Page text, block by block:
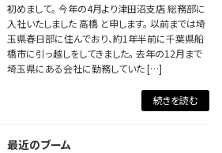
初めまして。 今年の4月より津田沼支店 総務部に
入社いたしました 高橋 と申します。 以前までは埼
玉県春日部に住んでおり、約1年半前に千葉県船
橋市に引っ越しをしてきました。 去年の12月まで
埼玉県にある会社に勤務していた […]
続きを読む
最近のブーム